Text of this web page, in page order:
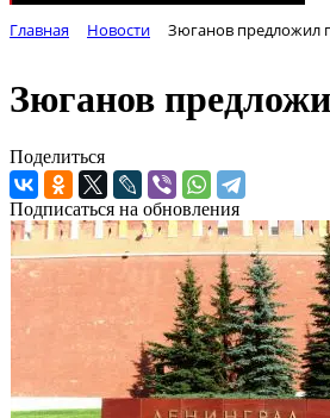
Главная Новости Зюганов предложил
Зюганов
Поделиться
Подписаться на обновления